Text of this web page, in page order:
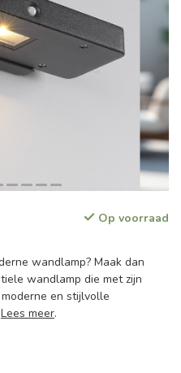
Op voorraad
wandlamp? Maak dan
wandlamp die met zijn
en stijlvolle
Lees meer.